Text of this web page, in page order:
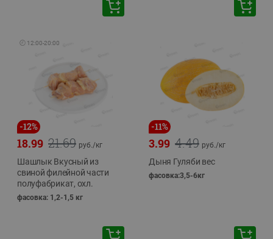
🕘 12:00-20:00
-12%
21.69
18.99 руб./кг
Шашлык Вкусный из
свиной филейной части
полуфабрикат, охл.
фасовка: 1,2-1,5 кг
-11%
4.49
3.99 руб./кг
Дыня Гуляби вес
фасовка:3,5-6кг